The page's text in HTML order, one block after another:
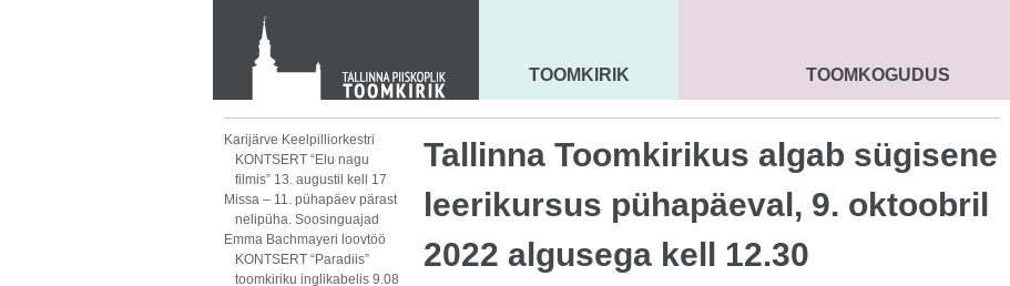
KONTAKT
Toom-Kooli 6, 10130 TALLINN
tallinna.toom@eelk.ee
MAARJA KIRIK
TOOMKIRIK SEENIORID KOGUDUS
TOOMKOGUDUS
Karijärve Keelpilliorkestri
KONTSERT “Elu nagu
filmis” 13. augustil kell 17
Missa – 11. pühapäev pärast
nelipüha. Soosinguajad
Emma Bachmayeri loovtöö
KONTSERT “Paradiis”
toomkiriku inglikabelis 9.08
Tallinna Toomkirikus algab sügisene
leerikursus pühapäeval, 9. oktoobril
2022 algusega kell 12.30